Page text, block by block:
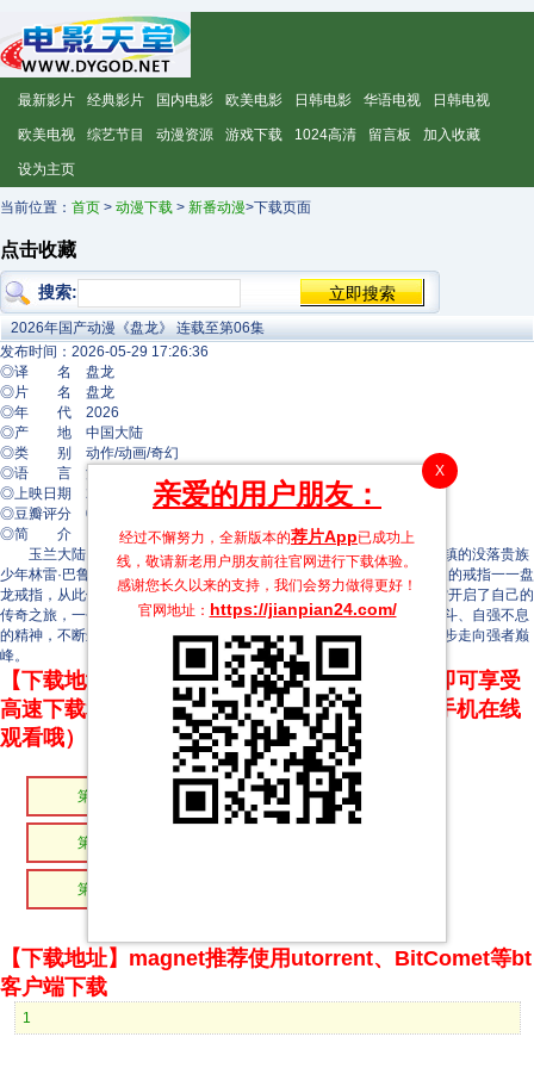
最新影片 经典影片 国内电影 欧美电影 日韩电影 华语电视 日韩电视
欧美电视 综艺节目 动漫资源 游戏下载 1024高清 留言板 加入收藏
设为主页
当前位置： 首页 > 动漫下载 > 新番动漫>下载页面
点击收藏
搜索:
X
亲爱的用户朋友：
经过不懈努力，全新版本的荐片App已成功上
线，敬请新老用户朋友前往官网进行下载体验。
感谢您长久以来的支持，我们会努力做得更好！
官网地址： https://jianpian24.com/
2026年国产动漫《盘龙》 连载至第06集
发布时间：2026-05-29 17:26:36
◎译 名 盘龙
◎片 名 盘龙
◎年 代 2026
◎产 地 中国大陆
◎类 别 动作/动画/奇幻
◎语 言 汉语普通话
◎上映日期 2026-04-30(中国大陆)
◎豆瓣评分 0.0
◎简 介
玉兰大陆，一个充满神奇生物与绚丽魔法的魔幻世界。一天，乌山镇的没落贵族
少年林雷·巴鲁克，踏入布满灰尘的祖屋当中，无意中得到一枚看似普通的戒指一一盘
龙戒指，从此他的人生发生了转变。在戒灵德林·柯沃特的帮助下，林雷开启了自己的
传奇之旅，一个伟大魔法师由此诞生。从小镇走出的少年凭着其拼搏奋斗、自强不息
的精神，不断迈向更高境界，在一次次游走于生死之间的磨砺中，一步步走向强者巅
峰。
【下载地址】本站专属下载器：点击下方链接 即可享受
高速下载和在线播放 专治迅雷无法下载（支持手机在线
观看哦）
第06集 第05集
第04集
第02集
【下载地址】magnet推荐使用utorrent、BitComet等bt
客户端下载
1